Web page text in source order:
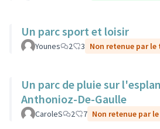
Un parc sport et loisir
Younes 2 3 Non retenue par
Un parc de pluie sur
Anthonioz-De-Gaulle
CaroleS 2 7 Non retenue par